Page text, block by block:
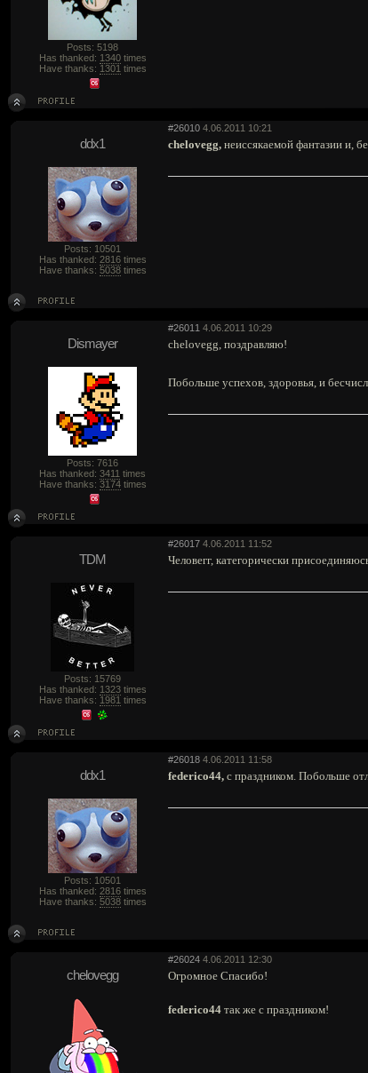
Posts: 5198
Has thanked: 1340times
Have thanks: 1301 times
#26010 4.06.2011 10:21
ddx1
Posts: 10501
Has thanked: 2816times
Have thanks: 5038times
chelovegg, неиссякаемой фантазии и,
#26011 4.06.2011 10:29
Dismayer
Posts: 7616
Has thanked: 3411 times
Have thanks: 3174times
chelovegg, поздравляю!
Побольше успехов, здоровья, и
#26017 4.06.2011 11:52
TDM
Posts: 15769
Has thanked: 1323times
Have thanks: 1981 times
Человегг, категорически
#26018 4.06.2011 11:58
ddx1
Posts: 10501
Has thanked: 2816times
Have thanks: 5038times
federico44, с праздником. Побольше
#26024 4.06.2011 12:30
chelovegg Огромное Спасибо!
federico44 так же с праздником!